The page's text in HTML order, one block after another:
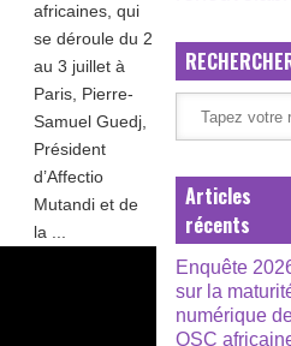
africaines, qui
se déroule du 2
au 3 juillet à
Paris, Pierre-
Samuel Guedj,
Président
d’Affectio
Mutandi et de
la ...
Articles
récents
Enquête
sur la
numérique
OSC